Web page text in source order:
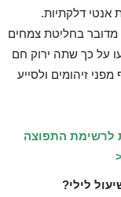
אנטי דלקתיות.
בחליטת צמחים
על כך שתה ירוק חם
זיהומים ולסייע
לרשימת התפוצה
לילי?